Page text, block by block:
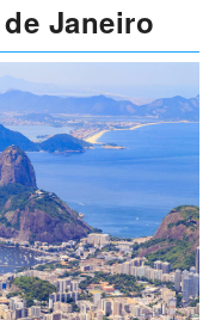
Janeiro